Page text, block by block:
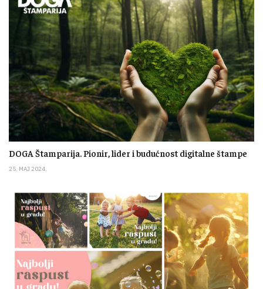
DOGA Štamparija. Pionir, lider i budućnost digitalne štampe
25. MAJ 2024.